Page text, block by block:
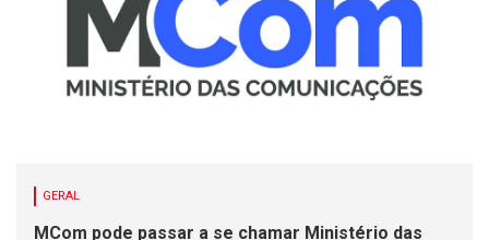
GERAL
MCom pode passar a se chamar Ministério das